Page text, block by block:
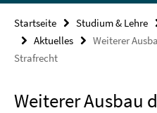
Startseite Studium & Lehre
Aktuelles
Weiterer
Strafrecht
Weiterer Ausbau